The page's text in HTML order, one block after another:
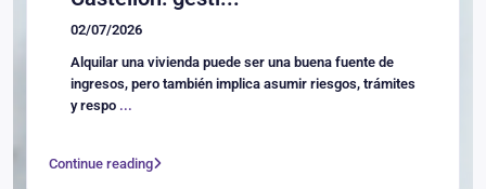
02/07/2026
Alquilar una vivienda puede ser una buena fuente de
ingresos, pero también implica asumir riesgos, trámites
y respo ...
Continue reading